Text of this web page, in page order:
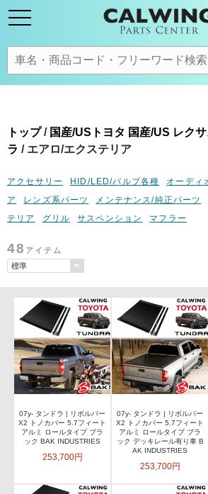
トップ/ 国産/USトヨタ 国産/US レク
ラ / エアロ/エクステリア
アクセサリー HID/LED/バルブ各種 オーディ
ア
レンズ系パーツ メンテナンス/純正パーツ
テリア
グリル サスペンション マフラー
48 アイテム
07y- タンドラ | リボルバー
X2 トノカバー 5.7フィート
アルミ ロールタイプ ブラ
ック BAK INDUSTRIES
253,700円
07y- タンドラ | リボルバー
X2 トノカバー 5.7フィート
アルミ ロールタイプ ブラ
ック デッキレール有り車 B
AK INDUSTRIES
253,700円